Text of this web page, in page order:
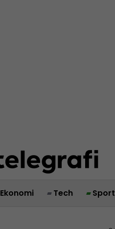
Ekonomi Tech Sport